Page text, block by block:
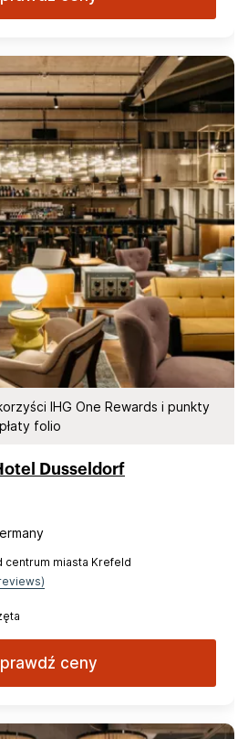
IHG One Rewards i punkty
folio
Dusseldorf
centrum miasta Krefeld
ceny